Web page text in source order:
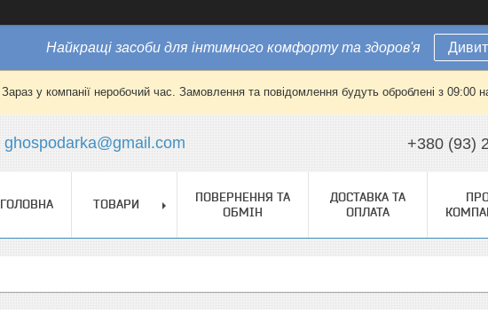
Найкращі засоби для інтимного комфорту та здоров'я
Зараз у компанії неробочий час. Замовлення та повідомлення будуть оброблені з 09:00
ghospodarka@gmail.com +380 (93)
ГОЛОВНА ТОВАРИ
ПОВЕРНЕННЯ ТА
ОБМІН
ДОСТАВКА ТА
ОПЛАТА